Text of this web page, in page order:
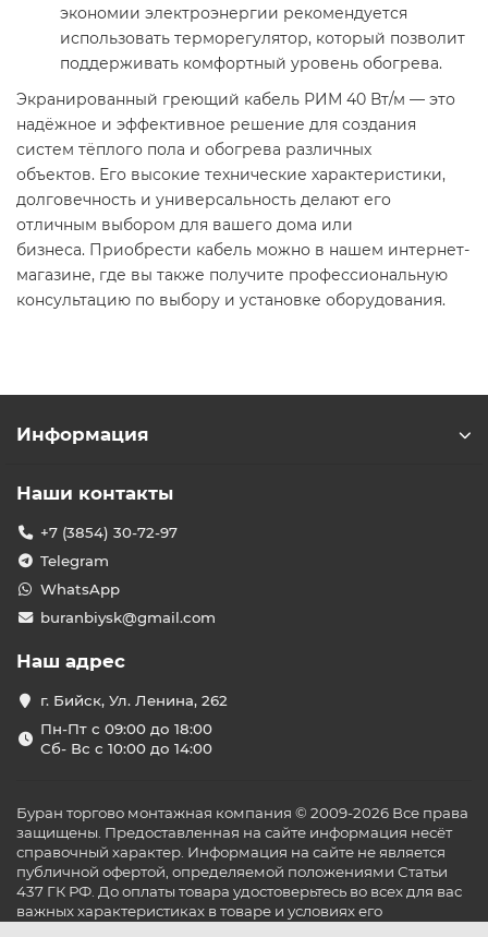
экономии электроэнергии рекомендуется
использовать терморегулятор, который позволит
поддерживать комфортный уровень обогрева.
Экранированный греющий кабель РИМ 40 Вт/м — это
надёжное и эффективное решение для создания
систем тёплого пола и обогрева различных
объектов. Его высокие технические характеристики,
долговечность и универсальность делают его
отличным выбором для вашего дома или
бизнеса. Приобрести кабель можно в нашем интернет-
магазине, где вы также получите профессиональную
консультацию по выбору и установке оборудования.
Информация
Наши контакты
+7 (3854) 30-72-97
Telegram
WhatsApp
buranbiysk@gmail.com
Наш адрес
г. Бийск, Ул. Ленина, 262
Пн-Пт с 09:00 до 18:00
Сб- Вс с 10:00 до 14:00
Буран торгово монтажная компания © 2009-2026 Все права
защищены. Предоставленная на сайте информация несёт
справочный характер. Информация на сайте не является
публичной офертой, определяемой положениями Статьи
437 ГК РФ. До оплаты товара удостоверьтесь во всех для вас
важных характеристиках в товаре и условиях его